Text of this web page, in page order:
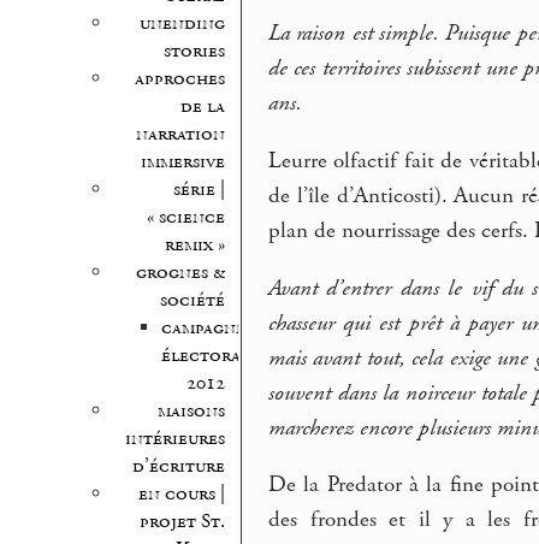
unending
stories
approches
de la
narration
immersive
série |
« science
remix »
grognes &
société
campagne
électorale
2012
maisons
intérieures
d’écriture
en cours |
projet St.
La raison est simple. Puisque
de ces territoires subissent une
ans.
Leurre olfactif fait de
de l’île d’Anticosti). Aucun
plan de nourrissage des cerfs.
Avant d’entrer dans le vif du
chasseur qui est prêt à payer
mais avant tout, cela exige une
souvent dans la noirceur totale
marcherez encore plusieurs
De la Predator à la fine
des frondes et il y a les